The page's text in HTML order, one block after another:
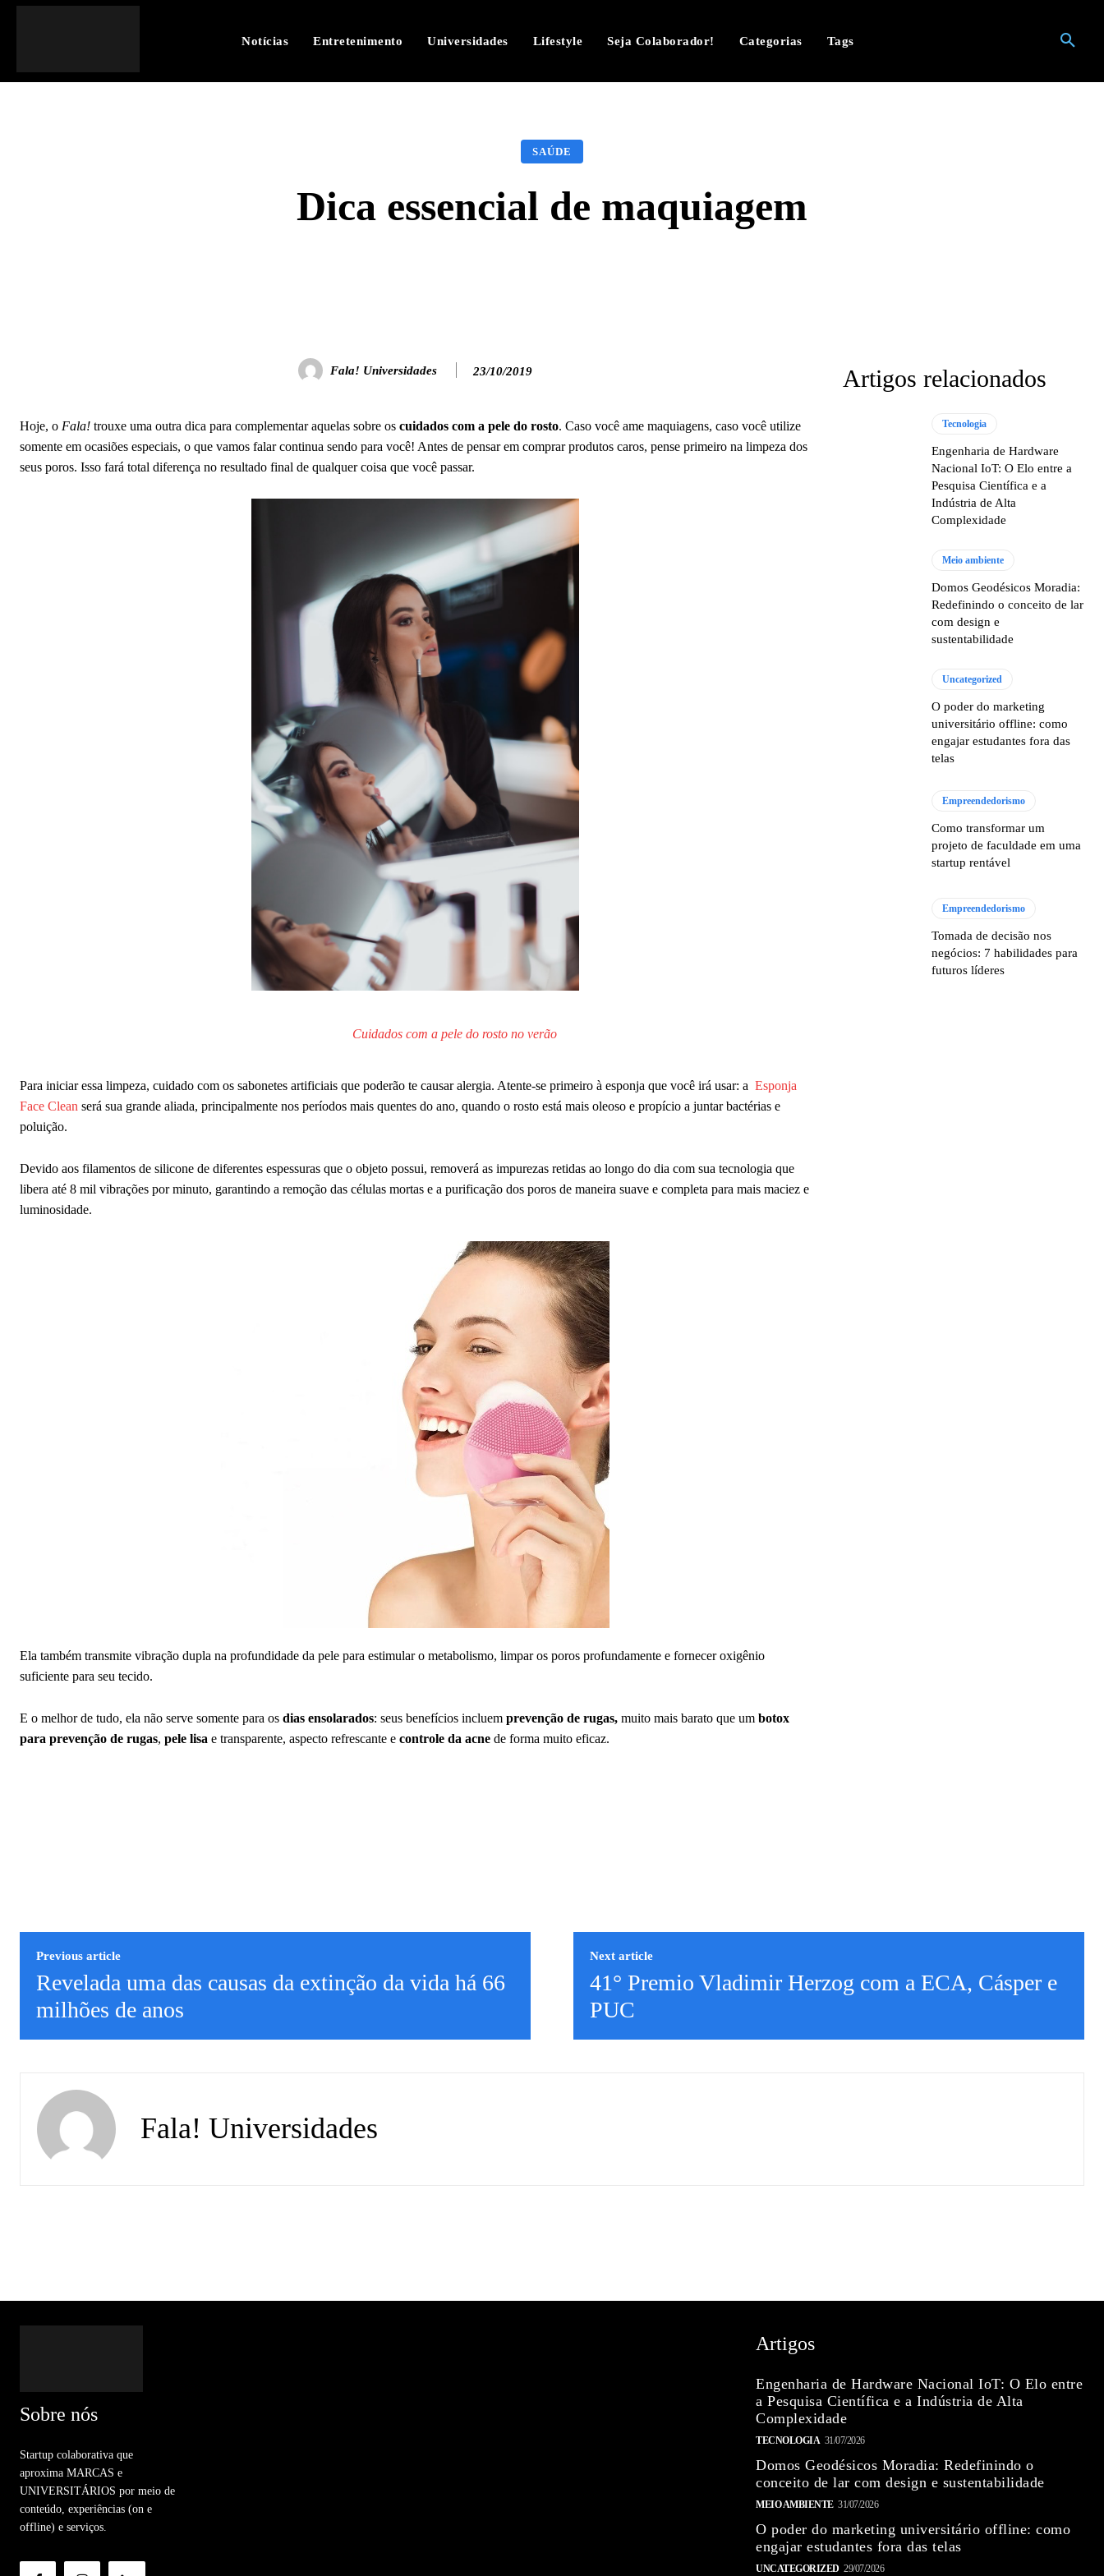
Notícias Entretenimento Universidades Lifestyle Seja Colaborador! Categorias Tags
SAÚDE
Dica essencial de maquiagem
Fala! Universidades 23/10/2019
Hoje, o Fala! trouxe uma outra dica para complementar aquelas sobre os cuidados com a pele do rosto. Caso você ame maquiagens, caso você utilize
somente em ocasiões especiais, o que vamos falar continua sendo para você! Antes de pensar em comprar produtos caros, pense primeiro na limpeza dos
seus poros. Isso fará total diferença no resultado final de qualquer coisa que você passar.
Cuidados com a pele do rosto no verão
Para iniciar essa limpeza, cuidado com os sabonetes artificiais que poderão te causar alergia. Atente-se primeiro à esponja que você irá usar: a Esponja
Face Clean será sua grande aliada, principalmente nos períodos mais quentes do ano, quando o rosto está mais oleoso e propício a juntar bactérias e
poluição.
Devido aos filamentos de silicone de diferentes espessuras que o objeto possui, removerá as impurezas retidas ao longo do dia com sua tecnologia que
libera até 8 mil vibrações por minuto, garantindo a remoção das células mortas e a purificação dos poros de maneira suave e completa para mais maciez e
luminosidade.
Ela também transmite vibração dupla na profundidade da pele para estimular o metabolismo, limpar os poros profundamente e fornecer oxigênio
suficiente para seu tecido.
E o melhor de tudo, ela não serve somente para os dias ensolarados: seus benefícios incluem prevenção de rugas, muito mais barato que um botox
para prevenção de rugas, pele lisa e transparente, aspecto refrescante e controle da acne de forma muito eficaz.
Artigos relacionados
Tecnologia
Engenharia de Hardware
Nacional IoT: O Elo entre a
Pesquisa Científica e a
Indústria de Alta
Complexidade
Meio ambiente
Domos Geodésicos Moradia:
Redefinindo o conceito de lar
com design e
sustentabilidade
Uncategorized
O poder do marketing
universitário offline: como
engajar estudantes fora das
telas
Empreendedorismo
Como transformar um
projeto de faculdade em uma
startup rentável
Empreendedorismo
Tomada de decisão nos
negócios: 7 habilidades para
futuros líderes
Previous article
Revelada uma das causas da extinção da vida há 66
milhões de anos
Next article
41° Premio Vladimir Herzog com a ECA, Cásper e
PUC
Fala! Universidades
Sobre nós
Startup colaborativa que
aproxima MARCAS e
UNIVERSITÁRIOS por meio de
conteúdo, experiências (on e
offline) e serviços.
Artigos
Engenharia de Hardware Nacional IoT: O Elo entre
a Pesquisa Científica e a Indústria de Alta
Complexidade
TECNOLOGIA 31/07/2026
Domos Geodésicos Moradia: Redefinindo o
conceito de lar com design e sustentabilidade
MEIO AMBIENTE 31/07/2026
O poder do marketing universitário offline: como
engajar estudantes fora das telas
UNCATEGORIZED 29/07/2026